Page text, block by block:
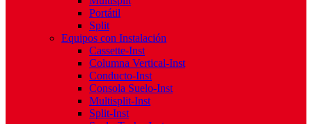
Portátil
Split
Equipos con Instalación
Cassette-Inst
Columna Vertical-Inst
Conducto-Inst
Consola Suelo-Inst
Multisplit-Inst
Split-Inst